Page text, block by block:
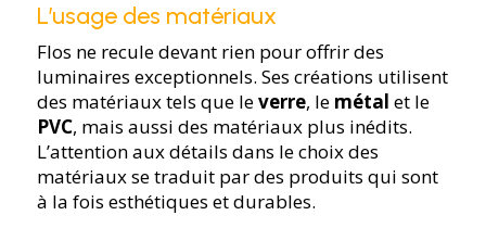
L’usage des matériaux
Flos ne recule devant rien pour offrir des
luminaires exceptionnels. Ses créations utilisent
des matériaux tels que leverre, le métal et le
PVC, mais aussi des matériaux plus inédits.
L’attention aux détails dans le choix des
matériaux se traduit par des produits qui sont
à la fois esthétiques et durables.